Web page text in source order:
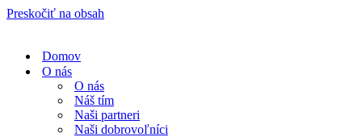
Preskočiť na obsah
Domov
O nás
O nás
Náš tím
Naši partneri
Naši dobrovoľníci